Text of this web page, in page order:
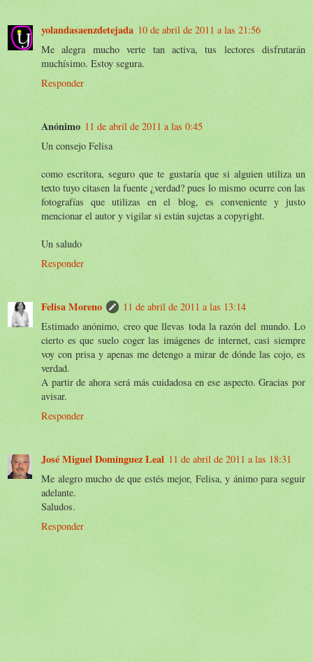
yolandasaenzdetejada 10 de abril de 2011 a las 21:56
Me alegra mucho verte tan activa, tus lectores disfrutarán
muchísimo. Estoy segura.
Responder
Anónimo 11 de abril de 2011 a las 0:45
Un consejo Felisa
como escritora, seguro que te gustaría que si alguien utiliza un
texto tuyo citasen la fuente ¿verdad? pues lo mismo ocurre con las
fotografías que utilizas en el blog, es conveniente y justo
mencionar el autor y vigilar si están sujetas a copyright.
Un saludo
Responder
Felisa Moreno
11 de abril de 2011 a las 13:14
Estimado anónimo, creo que llevas toda la razón del mundo. Lo
cierto es que suelo coger las imágenes de internet, casi siempre
voy con prisa y apenas me detengo a mirar de dónde las cojo, es
verdad.
A partir de ahora será más cuidadosa en ese aspecto. Gracias por
avisar.
Responder
José Miguel Domínguez Leal 11 de abril de 2011 a las 18:31
Me alegro mucho de que estés mejor, Felisa, y ánimo para seguir
adelante.
Saludos.
Responder